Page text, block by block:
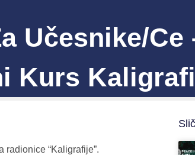
Učesnike/ce
Kurs
“Kaligrafije”.